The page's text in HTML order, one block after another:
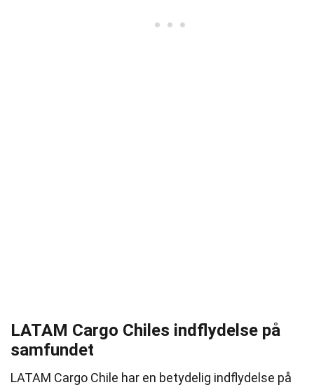
LATAM Cargo Chiles indflydelse på
samfundet
LATAM Cargo Chile har en betydelig indflydelse på